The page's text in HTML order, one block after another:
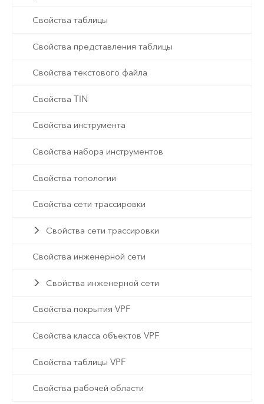
Свойства таблицы
Свойства представления таблицы
Свойства текстового файла
Свойства TIN
Свойства инструмента
Свойства набора инструментов
Свойства топологии
Свойства сети трассировки
Свойства сети трассировки
Свойства инженерной сети
Свойства инженерной сети
Свойства покрытия VPF
Свойства класса объектов VPF
Свойства таблицы VPF
Свойства рабочей области